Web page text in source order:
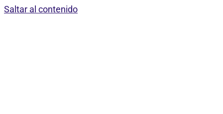
Saltar al contenido